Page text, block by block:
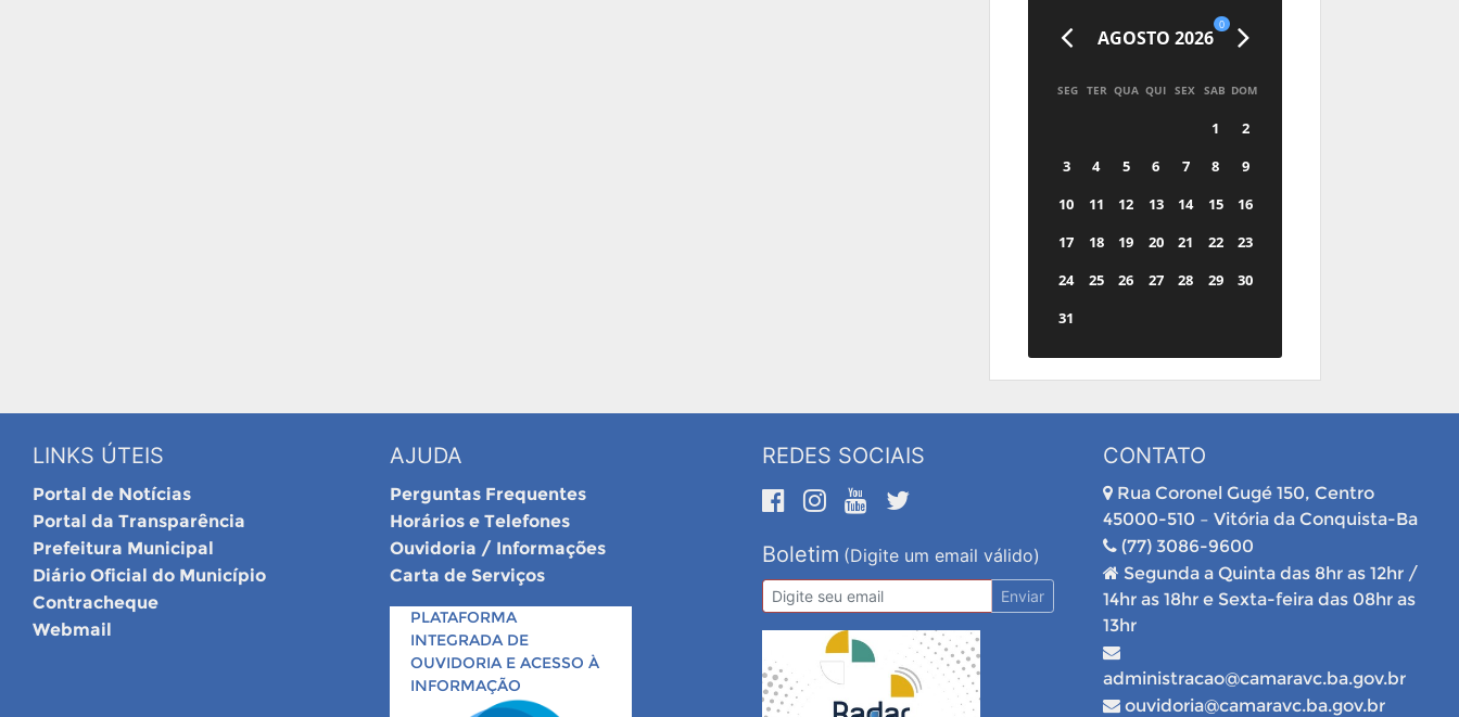
AGOSTO 2026
0
SEG TER QUA QUI SEX SAB DOM
1
2
3
4 5 6 7 8
9
10
11 12 13 14 15
16
17
18 19 20 21 22
23
24
25 26 27 28 29
30
31
LINKS ÚTEIS
Portal de Notícias
Portal da Transparência
Prefeitura Municipal
Diário Oficial do Município
Contracheque
Webmail
AJUDA
Perguntas Frequentes
Horários e Telefones
Ouvidoria / Informações
Carta de Serviços
PLATAFORMA
INTEGRADA DE
OUVIDORIA E ACESSO À
INFORMAÇÃO
REDES SOCIAIS
Boletim (Digite um email válido)
Enviar
CONTATO
Rua Coronel Gugé 150, Centro
45000-510 – Vitória da Conquista-Ba
(77) 3086-9600
Segunda a Quinta das 8hr as 12hr /
14hr as 18hr e Sexta-feira das 08hr as
13hr
administracao@camaravc.ba.gov.br
ouvidoria@camaravc.ba.gov.br